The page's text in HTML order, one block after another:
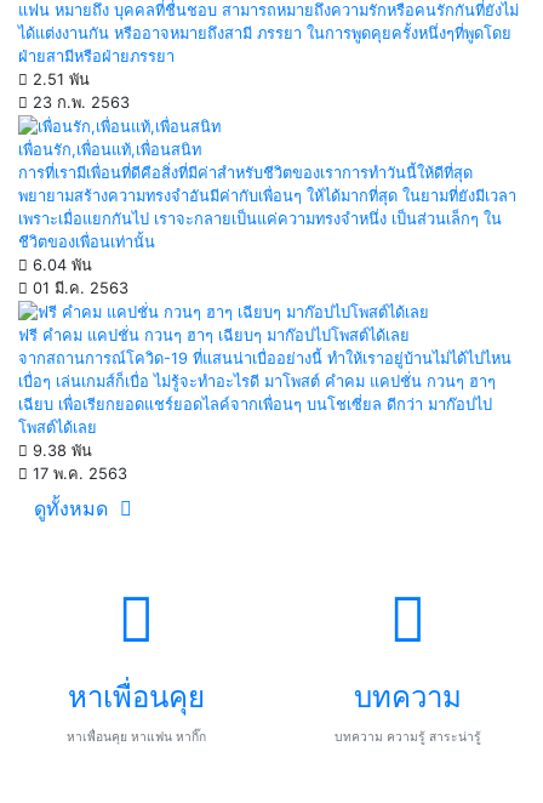
แฟน หมายถึง บุคคลที่ชื่นชอบ สามารถหมายถึงความรักหรือคนรักกันที่ยังไม่
ได้แต่งงานกัน หรืออาจหมายถึงสามี ภรรยา ในการพูดคุยครั้งหนึ่งๆที่พูดโดย
ฝ่ายสามีหรือฝ่ายภรรยา
2.51 พัน
23 ก.พ. 2563
เพื่อนรัก,เพื่อนแท้,เพื่อนสนิท
การที่เรามีเพื่อนที่ดีคือสิ่งที่มีค่าสำหรับชีวิตของเราการทำวันนี้ให้ดีที่สุด
พยายามสร้างความทรงจำอันมีค่ากับเพื่อนๆ ให้ได้มากที่สุด ในยามที่ยังมีเวลา
เพราะเมื่อแยกกันไป เราจะกลายเป็นแค่ความทรงจำหนึ่ง เป็นส่วนเล็กๆ ใน
ชีวิตของเพื่อนเท่านั้น
6.04 พัน
01 มี.ค. 2563
ฟรี คำคม แคปชั่น กวนๆ ฮาๆ เฉียบๆ มาก๊อปไปโพสต์ได้เลย
จากสถานการณ์โควิด-19 ที่แสนน่าเบื่ออย่างนี้ ทำให้เราอยู่บ้านไม่ได้ไปไหน
เบื่อๆ เล่นเกมส์ก็เบื่อ ไม่รู้จะทำอะไรดี มาโพสต์ คำคม แคปชั่น กวนๆ ฮาๆ
เฉียบ เพื่อเรียกยอดแชร์ยอดไลค์จากเพื่อนๆ บนโชเซี่ยล ดีกว่า มาก๊อปไป
โพสต์ได้เลย
9.38 พัน
17 พ.ค. 2563
ดูทั้งหมด
หาเพื่อนคุย
หาเพื่อนคุย หาแฟน หากิ๊ก
บทความ
บทความ ความรู้ สาระน่ารู้